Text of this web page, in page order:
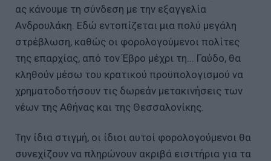
ας κάνουμε τη σύνδεση με την εξαγγελία
Ανδρουλάκη. Εδώ εντοπίζεται μια πολύ μεγάλη
στρέβλωση, καθώς οι φορολογούμενοι πολίτες
της επαρχίας, από τον Έβρο μέχρι τη... Γαύδο, θα
κληθούν μέσω του κρατικού προϋπολογισμού να
χρηματοδοτήσουν τις δωρεάν μετακινήσεις των
νέων της Αθήνας και της Θεσσαλονίκης.
Την ίδια στιγμή, οι ίδιοι αυτοί φορολογούμενοι θα
συνεχίζουν να πληρώνουν ακριβά εισιτήρια για τα